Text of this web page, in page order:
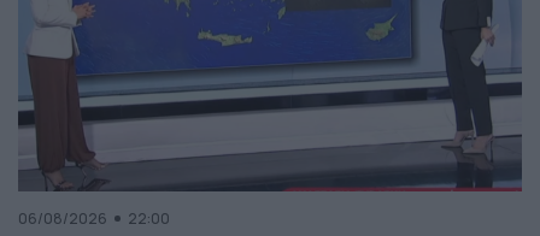
06/08/2026 22:00